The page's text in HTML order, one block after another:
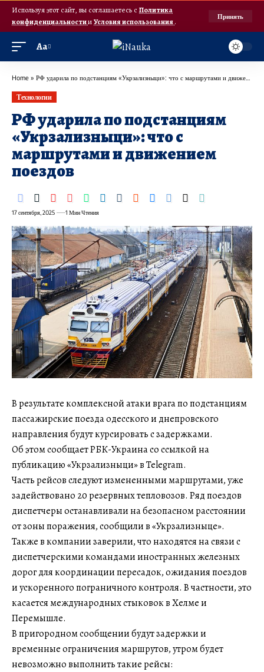
Используя этот сайт, вы соглашаетесь с Политика
конфиденциальностииУсловия использования.
Принять
Аа
Home » РФ ударила по подстанциям «Укрзализныци»: что с маршрутами и движением поездов
Технологии
РФ ударила по подстанциям
«Укрзализныци»: что с
маршрутами и движением
поездов
17 сентября, 2025 1 Мин Чтения
В результате комплексной атаки врага по подстанциям
пассажирские поезда одесского и днепровского
направления будут курсировать с задержками.
Об этом сообщает РБК-Украина со ссылкой на
публикацию «Укрзализныци» в Telegram.
Часть рейсов следуют измененными маршрутами, уже
задействовано 20 резервных тепловозов. Ряд поездов
диспетчеры останавливали на безопасном расстоянии
от зоны поражения, сообщили в «Укрзализныце».
Также в компании заверили, что находятся на связи с
диспетчерскими командами иностранных железных
дорог для координации пересадок, ожидания поездов
и ускоренного пограничного контроля. В частности, это
касается международных стыковок в Хелме и
Перемышле.
В пригородном сообщении будут задержки и
временные ограничения маршрутов, утром будет
невозможно выполнить такие рейсы: